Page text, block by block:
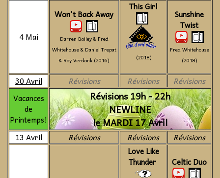
4 Mai
Won't Back Away
Darren Bailey & Fred
Whitehouse & Daniel Trepat
& Roy Verdonk (2016)
This Girl
(2018)
Sunshine
Twist
Fred Whitehouse
(2018)
30 Avril Révisions Révisions
Révisions
Vacances
de
Printemps!
Révisions 19h - 22h
NEWLINE
le MARDI 17 Avril
13 Avril Révisions Révisions Révisions
Love Like
Thunder
Celtic Duo